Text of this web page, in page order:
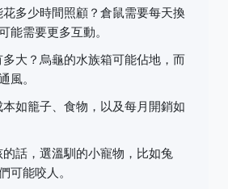
多少時間照顧？倉鼠需要每天換
能需要更多互動。
大？烏龜的水族箱可能佔地，而
風。
如籠子、食物，以及每月開銷如
話，選溫馴的小寵物，比如兔
可能咬人。